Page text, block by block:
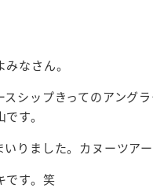
なさん。
シップきってのアングラ
す。
りました。カヌーツアー
です。笑